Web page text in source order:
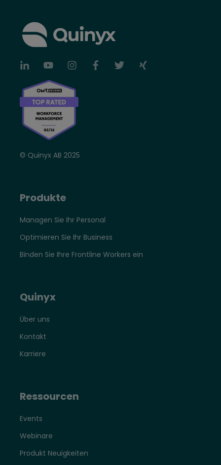
© Quinyx AB 2025
Produkte
Managen Sie Ihr Personal
Optimieren Sie Ihr Business
Binden Sie Ihre Frontline Workers ein
Quinyx
Über uns
Kontakt
Karriere
Ressourcen
Events
Webinare
Produkt Neuigkeiten